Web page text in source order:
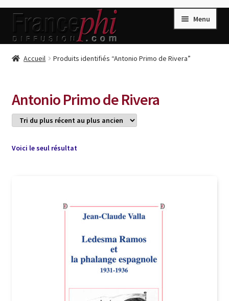
Aller
la
Aller
contenu
Menu
Accueil
Conditions de Vente
Connection
Livres de Peter Randa
Livres de Philippe Randa
Accueil Produits identifiés “Antonio Primo de Rivera”
Antonio Primo de Rivera
Voici le seul résultat